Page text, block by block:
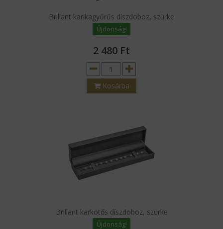
Brillant karikagyűrűs díszdoboz, szürke
Újdonság!
2 480 Ft
Kosárba
Brillant karkötős díszdoboz, szürke
Újdonság!